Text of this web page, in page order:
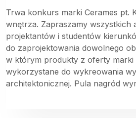
Trwa konkurs marki Cerames pt.
wnętrza. Zapraszamy wszystkich
projektantów i studentów
do zaprojektowania dowolnego
w którym produkty z oferty marki
wykorzystane do wykreowania
architektonicznej. Pula nagród